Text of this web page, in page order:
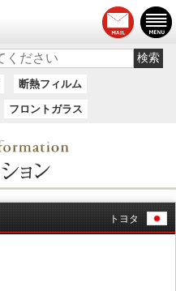
断熱フィルム
フロントガラス
トヨタ